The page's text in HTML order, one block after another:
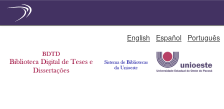
English Español Português